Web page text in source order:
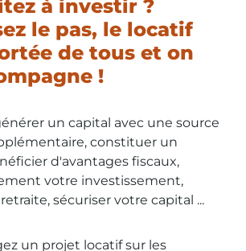
à investir ?
le pas, le locatif
de tous et on
!
un capital avec une source
constituer un
d'avantages fiscaux,
votre investissement,
sécuriser votre capital ...
un projet locatif sur les